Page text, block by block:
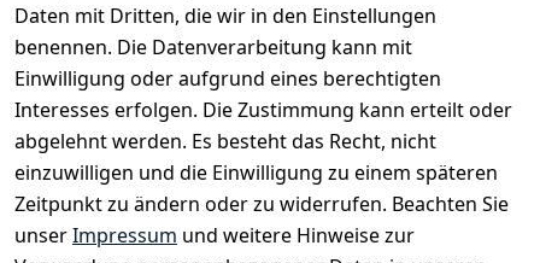
Daten mit Dritten, die wir in den Einstellungen
benennen. Die Datenverarbeitung kann mit
Einwilligung oder aufgrund eines berechtigten
Interesses erfolgen. Die Zustimmung kann erteilt oder
abgelehnt werden. Es besteht das Recht, nicht
einzuwilligen und die Einwilligung zu einem späteren
Zeitpunkt zu ändern oder zu widerrufen. Beachten Sie
unserImpressum und weitere Hinweise zur
EINKAUFEN
› Fahrrad Aachen
› Zahlungs- und Versandbedingungen
INFORMATIONEN
› Batteriehinweis